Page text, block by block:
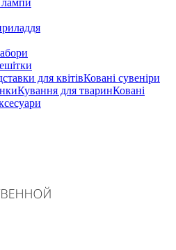
лампи
для квітівКовані сувеніри
Кування для тваринКовані